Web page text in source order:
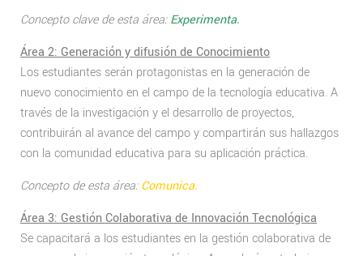
Concepto clave de esta área:Experimenta.
Área 2: Generación y difusión de Conocimiento
Los estudiantes serán protagonistas en la generación de
nuevo conocimiento en el campo de la tecnología educativa. A
través de la investigación y el desarrollo de proyectos,
contribuirán al avance del campo y compartirán sus hallazgos
con la comunidad educativa para su aplicación práctica.
Concepto de esta área:Comunica.
Área 3: Gestión Colaborativa de Innovación Tecnológica
Se capacitará a los estudiantes en la gestión colaborativa de